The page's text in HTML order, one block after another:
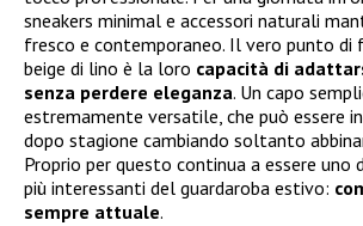
sneakers minimal e accessori naturali
fresco e contemporaneo. Il vero punto di
beige di lino è la loro capacità di
senza perdere eleganza. Un capo
estremamente versatile, che può essere
dopo stagione cambiando soltanto
Proprio per questo continua a essere uno
più interessanti del guardaroba estivo:
sempre attuale.